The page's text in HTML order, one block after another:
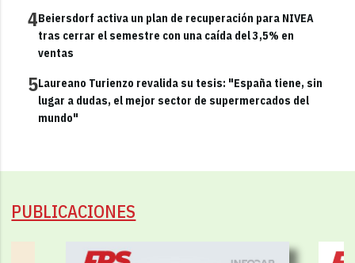
4Beiersdorf activa un plan de recuperación para NIVEA
tras cerrar el semestre con una caída del 3,5% en
ventas
5Laureano Turienzo revalida su tesis: "España tiene, sin
lugar a dudas, el mejor sector de supermercados del
mundo"
PUBLICACIONES